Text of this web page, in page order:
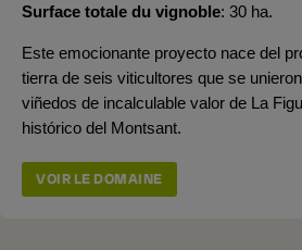
Surface totale du vignoble 30 ha.
Este emocionante proyecto nace del
tierra de seis viticultores que se
viñedos de incalculable valor de La
histórico del Montsant.
VOIR LE DOMAINE